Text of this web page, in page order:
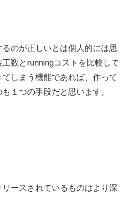
のが正しいとは個人的には思
数とrunningコストを比較して
しまう機能であれば、作って
１つの手段だと思います。
ースされているものはより深